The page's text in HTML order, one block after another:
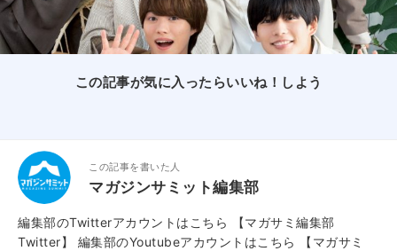
この記事が気に入ったらいいね！しよう
この記事を書いた人
マガジンサミット編集部
編集部のTwitterアカウントはこちら
【マガサミ編集部
Twitter】
編集部のYoutubeアカウントはこちら 【マガサミ